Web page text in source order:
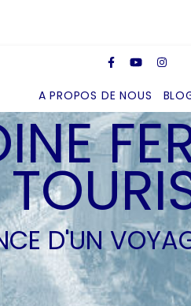
A PROPOS DE NOUS
D'UN